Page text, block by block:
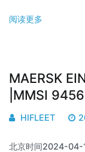
阅读更多
MAERSK
|MMSI
HIFLEET
北京时间2024-04-